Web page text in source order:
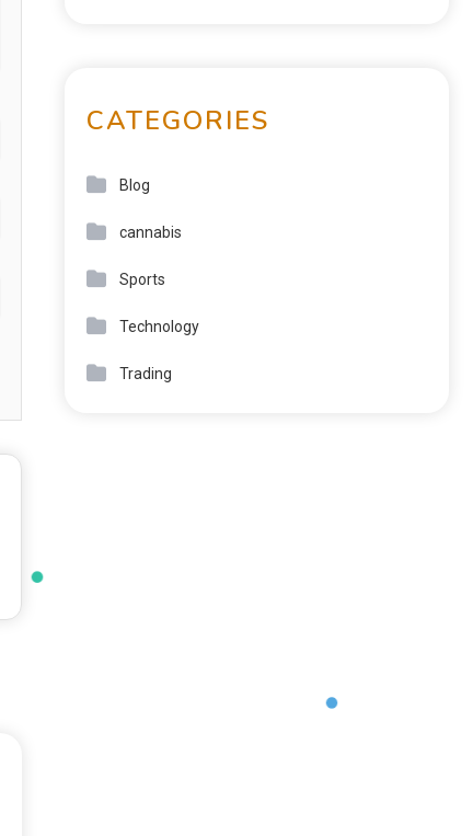
CATEGORIES
Blog
cannabis
Sports
Technology
Trading